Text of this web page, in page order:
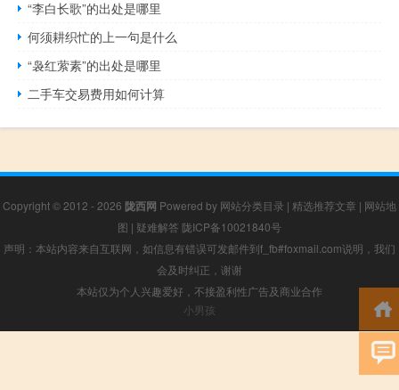
“李白长歌”的出处是哪里
何须耕织忙的上一句是什么
“袅红萦素”的出处是哪里
二手车交易费用如何计算
Copyright © 2012 - 2026 陇西网 Powered by 网站分类目录 | 精选推荐文章 | 网站地
图 | 疑难解答 陇ICP备10021840号
声明：本站内容来自互联网，如信息有错误可发邮件到f_fb#foxmail.com说明，我们
会及时纠正，谢谢
本站仅为个人兴趣爱好，不接盈利性广告及商业合作
小男孩